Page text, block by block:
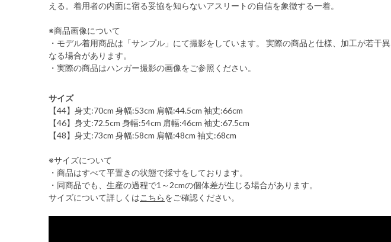
える。着用者の内面に宿る妥協を知らないアスリートの自信を象徴する一着。
※商品画像について
・モデル着用商品は「サンプル」にて撮影をしています。 実際の商品と仕様、加工が若干異
なる場合があります。
・実際の商品はハンガー撮影の画像をご参照ください。
サイズ
【44】身丈:70cm 身幅:53cm 肩幅:44.5cm 袖丈:66cm
【46】身丈:72.5cm 身幅:54cm 肩幅:46cm 袖丈:67.5cm
【48】身丈:73cm 身幅:58cm 肩幅:48cm 袖丈:68cm
※サイズについて
・商品はすべて平置きの状態で採寸をしております。
・同商品でも、生産の過程で1～2cmの個体差が生じる場合があります。
サイズについて詳しくはこちらをご確認ください。